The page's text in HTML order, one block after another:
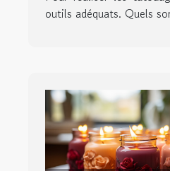
outils adéquats. Quels